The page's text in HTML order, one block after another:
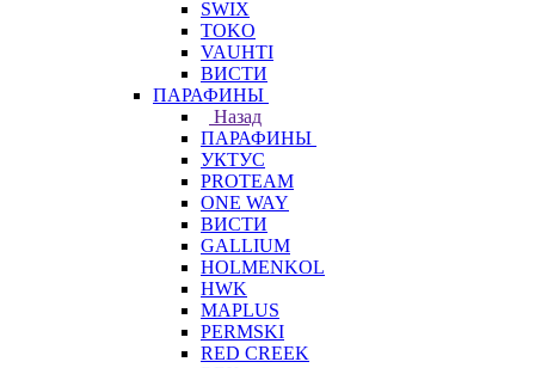
SWIX
TOKO
VAUHTI
ВИСТИ
ПАРАФИНЫ
Назад
ПАРАФИНЫ
УКТУС
PROTEAM
ONE WAY
ВИСТИ
GALLIUM
HOLMENKOL
HWK
MAPLUS
PERMSKI
RED CREEK